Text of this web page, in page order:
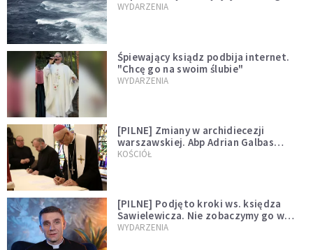
miłości"
WYDARZENIA
Śpiewający ksiądz podbija internet.
"Chcę go na swoim ślubie"
WYDARZENIA
[PILNE] Zmiany w archidiecezji
warszawskiej. Abp Adrian Galbas
wręczył dekrety nowym proboszczom
KOŚCIÓŁ
[PILNE] Podjęto kroki ws. księdza
Sawielewicza. Nie zobaczymy go w
mediach
WYDARZENIA